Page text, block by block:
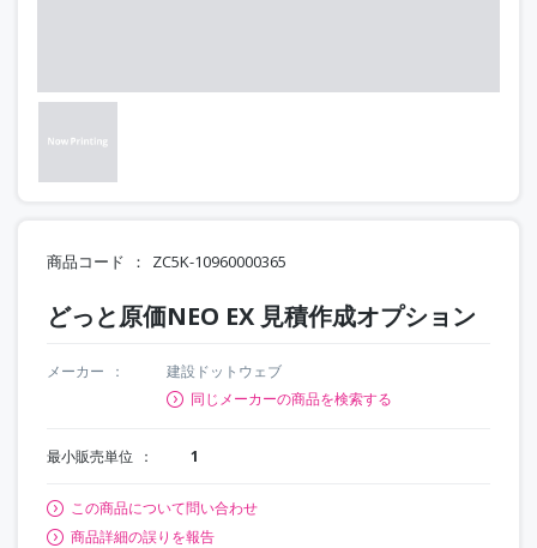
商品コード ZC5K-10960000365
どっと原価NEO EX 見積作成オプション
メーカー
建設ドットウェブ
同じメーカーの商品を検索する
最小販売単位 1
この商品について問い合わせ
商品詳細の誤りを報告